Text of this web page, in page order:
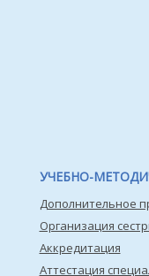
УЧЕБНО-
Дополнительное
Организация
Аккредитация
Аттестация